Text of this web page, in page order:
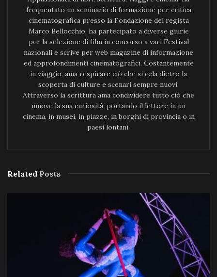
frequentato un seminario di formazione per critica
cinematografica presso la Fondazione del regista
Marco Bellocchio, ha partecipato a diverse giurie
per la selezione di film in concorso a vari Festival
nazionali e scrive per web magazine di informazione
ed approfondimenti cinematografici. Costantemente
in viaggio, ama respirare ciò che si cela dietro la
scoperta di culture e scenari sempre nuovi.
Attraverso la scrittura ama condividere tutto ciò che
muove la sua curiosità, portando il lettore in un
cinema, in musei, in piazze, in borghi di provincia o in
paesi lontani.
Related Posts